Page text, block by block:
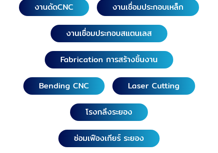
งานดัดCNC งานเชื่อมประกอบเหล็ก
งานเชื่อมประกอบสแตนเลส
Fabrication การสร้างชิ้นงาน
Bending CNC Laser Cutting
โรงกลึงระยอง
ซ่อมเฟืองเกียร์ ระยอง